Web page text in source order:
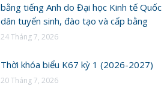
bằng tiếng Anh do Đại học Kinh tế Quốc
dân tuyển sinh, đào tạo và cấp bằng
24 Tháng 7, 2026
Thời khóa biểu K67 kỳ 1 (2026-2027)
20 Tháng 7, 2026